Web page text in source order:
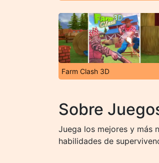
Farm Clash 3D
Sobre
Juega los mejores y más
habilidades de